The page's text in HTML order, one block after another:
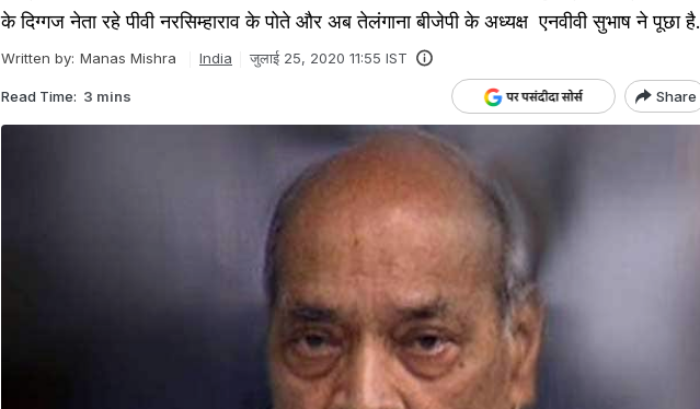
के दिग्गज नेता रहे पीवी नरसिम्हाराव के पोते और अब तेलंगाना बीजेपी के अध्यक्ष एनवीवी सुभाष ने पूछा है.
Written by: Manas Mishra India जुलाई 25, 2020 11:55 IST
Read Time: 3 mins Share